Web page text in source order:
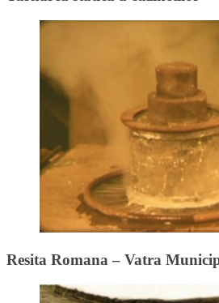
Resita Romana – Vatra